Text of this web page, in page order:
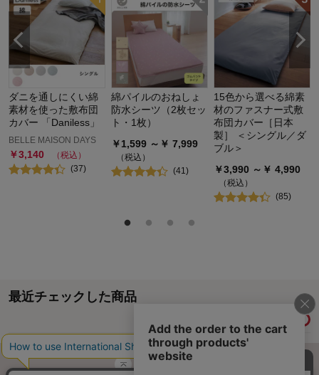
ダニを通しにくい綿
素材を使った敷布団
カバー 「Daniless」
BELLE MAISON DAYS
￥3,140
（税込）
(37)
綿パイルのおねしょ
防水シーツ（2枚セッ
ト・1枚）
￥1,599 ～￥ 7,999
（税込）
(41)
15色から選べる綿素
材のファスナー式敷
布団カバー［日本
製］ ＜シングル／ダ
ブル＞
￥3,990 ～￥ 4,990
（税込）
(85)
最近チェックした商品